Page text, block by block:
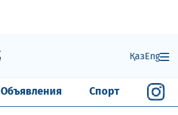
ҚазEng
Объявления Спорт